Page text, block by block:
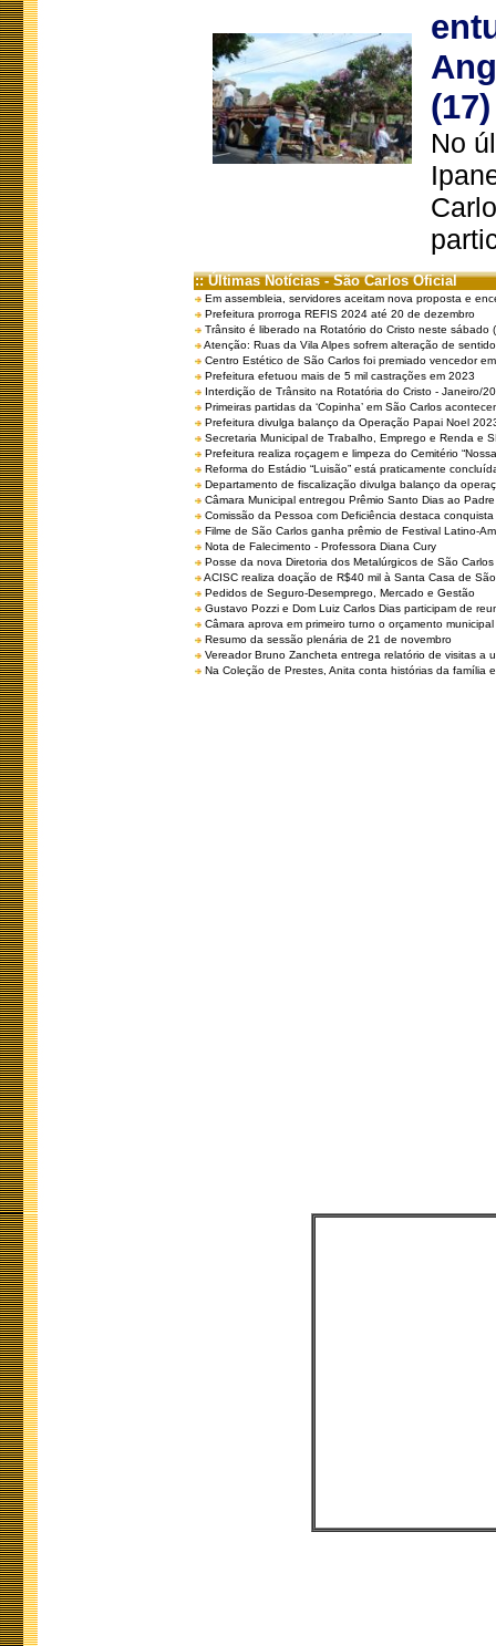
(17)
No
:: Últimas Notícias - São Carlos Oficial
Em assembleia, servidores aceitam nova proposta e
Prefeitura prorroga REFIS 2024 até 20 de dezembro
Trânsito é liberado na Rotatório do Cristo neste sábado
Atenção: Ruas da Vila Alpes sofrem alteração de
Centro Estético de São Carlos foi premiado vencedor
Prefeitura efetuou mais de 5 mil castrações em 2023
Interdição de Trânsito na Rotatória do Cristo - Janeiro/
Primeiras partidas da ‘Copinha’ em São Carlos
Prefeitura divulga balanço da Operação Papai Noel
Secretaria Municipal de Trabalho, Emprego e Renda e
Prefeitura realiza roçagem e limpeza do Cemitério
Reforma do Estádio “Luisão” está praticamente
Departamento de fiscalização divulga balanço da
Câmara Municipal entregou Prêmio Santo Dias ao
Comissão da Pessoa com Deficiência destaca
Filme de São Carlos ganha prêmio de Festival Latino-
Nota de Falecimento - Professora Diana Cury
Posse da nova Diretoria dos Metalúrgicos de São
ACISC realiza doação de R$40 mil à Santa Casa de
Pedidos de Seguro-Desemprego, Mercado e Gestão
Gustavo Pozzi e Dom Luiz Carlos Dias participam de
Câmara aprova em primeiro turno o orçamento
Resumo da sessão plenária de 21 de novembro
Vereador Bruno Zancheta entrega relatório de visitas a
Na Coleção de Prestes, Anita conta histórias da família